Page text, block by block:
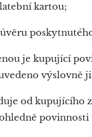
kartou;
je kupující
výslovně
od kupujícího